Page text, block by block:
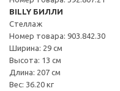
BILLY БИЛЛИ
Стеллаж
Номер товара: 903.842.30
Ширина: 29 см
Высота: 13 см
Длина: 207 см
Вес: 36.20 кг